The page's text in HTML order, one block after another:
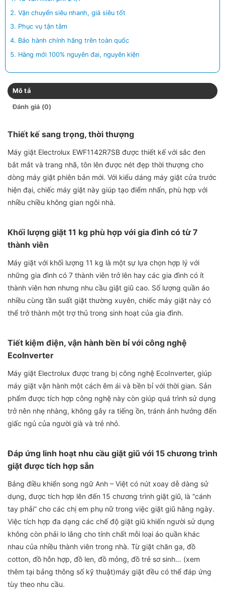
Vận chuyển siêu nhanh, giá siêu tốt
Phục vụ tận tâm
Bảo hành chính hãng trên toàn quốc
Hàng mới 100% nguyên đai, nguyên kiện
Mô tả
Đánh giá (0)
Thiết kế sang trọng, thời thượng
Máy giặt Electrolux EWF1142R7SB được thiết kế với sắc đen
bắt mắt và trang nhã, tôn lên được nét đẹp thời thượng cho
dòng máy giặt phiên bản mới. Với kiểu dáng máy giặt cửa trước
hiện đại, chiếc máy giặt này giúp tạo điểm nhấn, phù hợp với
nhiều chiều không gian ngôi nhà.
Khối lượng giặt 11 kg phù hợp với gia đình có từ 7
thành viên
Máy giặt với khối lượng 11 kg là một sự lựa chọn hợp lý với
những gia đình có 7 thành viên trở lên hay các gia đình có ít
thành viên hơn nhưng nhu cầu giặt giũ cao. Số lượng quần áo
nhiều cùng tần suất giặt thường xuyên, chiếc máy giặt này có
thể trở thành một trợ thủ trong sinh hoạt của gia đình.
Tiết kiệm điện, vận hành bền bỉ với công nghệ
EcoInverter
Máy giặt Electrolux được trang bị công nghệ EcoInverter, giúp
máy giặt vận hành một cách êm ái và bền bỉ với thời gian. Sản
phẩm được tích hợp công nghệ này còn giúp quá trình sử dụng
trở nên nhẹ nhàng, không gây ra tiếng ồn, tránh ảnh hưởng đến
giấc ngủ của người già và trẻ nhỏ.
Đáp ứng linh hoạt nhu cầu giặt giũ với 15 chương trình
giặt được tích hợp sẵn
Bảng điều khiển song ngữ Anh – Việt có nút xoay dễ dàng sử
dụng, được tích hợp lên đến 15 chương trình giặt giũ, là “cánh
tay phải” cho các chị em phụ nữ trong việc giặt giũ hằng ngày.
Việc tích hợp đa dạng các chế độ giặt giũ khiến người sử dụng
không còn phải lo lắng cho tính chất mỗi loại áo quần khác
nhau của nhiều thành viên trong nhà. Từ giặt chăn ga, đồ
cotton, đồ hỗn hợp, đồ len, đồ mỏng, đồ trẻ sơ sinh… (xem
thêm tại bảng thông số kỹ thuật)máy giặt đều có thể đáp ứng
tùy theo nhu cầu.